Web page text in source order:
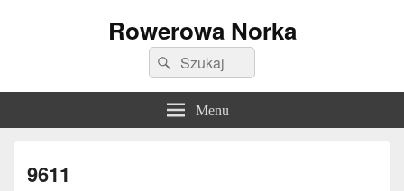
Rowerowa Norka
Search
for:
Search
Menu
9611